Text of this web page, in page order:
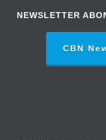
NEWSLETTER
CBN